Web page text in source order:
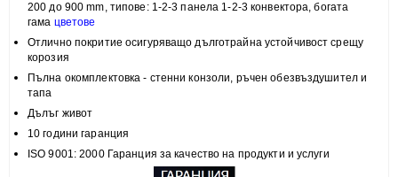
200 до 900 mm, типове:1-2-3 панела 1-2-3 конвектора, богата
гама цветове
Отлично покритие осигуряващо дълготрайна устойчивост срещу
корозия
Пълна окомплектовка - стенни конзоли, ръчен обезвъздушител и
тапа
Дълъг живот
10 години гаранция
ISO 9001: 2000 Гаранция за качество на продукти и услуги